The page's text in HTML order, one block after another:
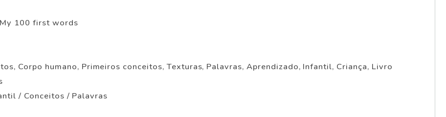
100 first words
Corpo humano, Primeiros conceitos, Texturas, Palavras, Aprendizado, Infantil, Criança, Livro
/ Conceitos / Palavras